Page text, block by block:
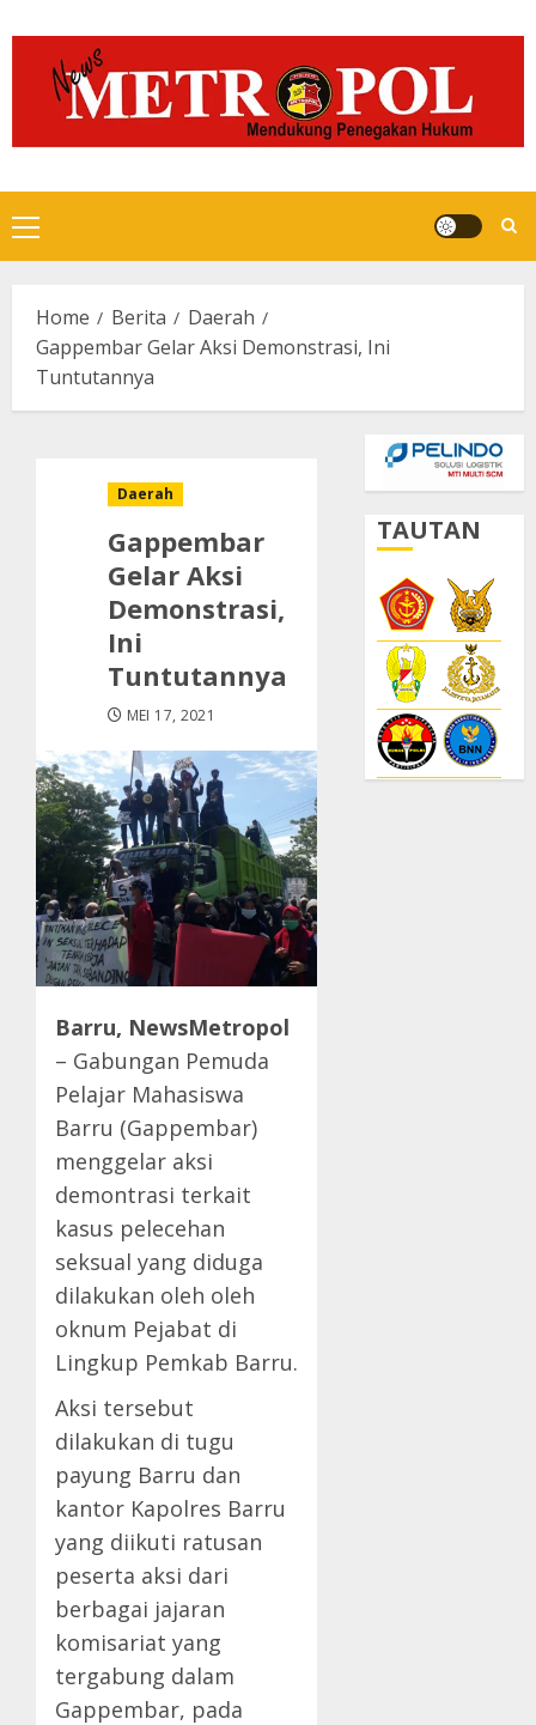
to
content
Primary
Menu
Home Berita
Daerah
Gappembar Gelar Aksi Demonstrasi, Ini
Tuntutannya
Daerah
Gappembar
Gelar Aksi
Demonstrasi,
Ini
Tuntutannya
MEI 17, 2021
Barru, NewsMetropol
– Gabungan Pemuda
Pelajar Mahasiswa
Barru (Gappembar)
menggelar aksi
demontrasi terkait
kasus pelecehan
seksual yang diduga
dilakukan oleh oleh
oknum Pejabat di
Lingkup Pemkab Barru.
Aksi tersebut
dilakukan di tugu
payung Barru dan
kantor Kapolres Barru
yang diikuti ratusan
peserta aksi dari
berbagai jajaran
komisariat yang
tergabung dalam
Gappembar, pada
TAUTAN